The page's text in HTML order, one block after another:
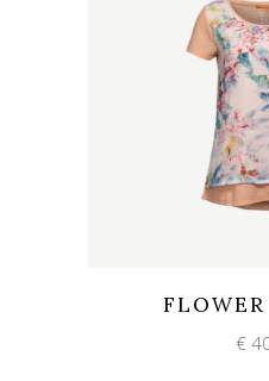
€